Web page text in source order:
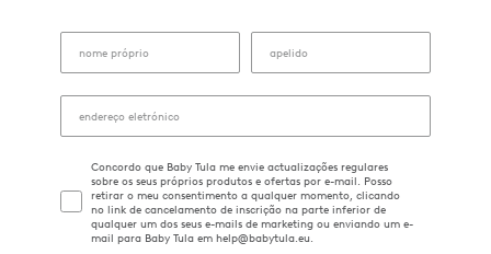
Concordo que Baby Tula me envie actualizações regulares
sobre os seus próprios produtos e ofertas por e-mail. Posso
retirar o meu consentimento a qualquer momento, clicando
no link de cancelamento de inscrição na parte inferior de
qualquer um dos seus e-mails de marketing ou enviando um e-
mail para Baby Tula em help@babytula.eu.